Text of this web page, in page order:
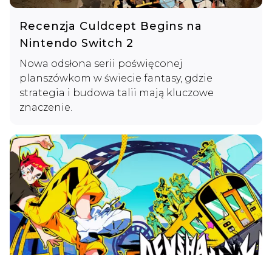
Recenzja Culdcept Begins na
Nintendo Switch 2
Nowa odsłona serii poświęconej
planszówkom w świecie fantasy, gdzie
strategia i budowa talii mają kluczowe
znaczenie.